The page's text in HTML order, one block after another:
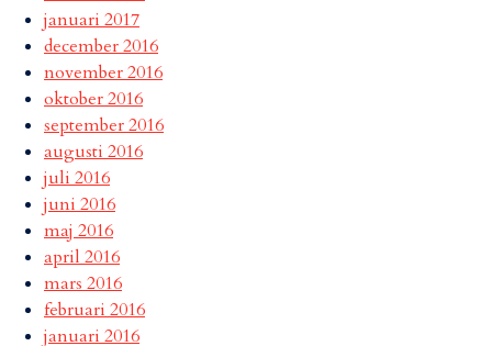
januari 2017
december 2016
november 2016
oktober 2016
september 2016
augusti 2016
juli 2016
juni 2016
maj 2016
april 2016
mars 2016
februari 2016
januari 2016